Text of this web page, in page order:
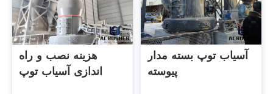
هزینه نصب و راه
اندازی آسیاب توپ
آسیاب توپ بسته مدار
پیوسته